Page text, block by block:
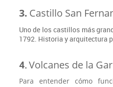
3. Castillo San
Uno de los castillos más
1792. Historia y arquitectura
4.Volcanes de la
Para entender cómo